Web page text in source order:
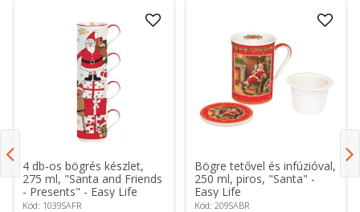
4 db-os bögrés készlet,
275 ml, "Santa and Friends
- Presents" - Easy Life
Kód: 1039SAFR
Bögre tetővel és infúzióval,
250 ml, piros, "Santa" -
Easy Life
Kód: 209SABR